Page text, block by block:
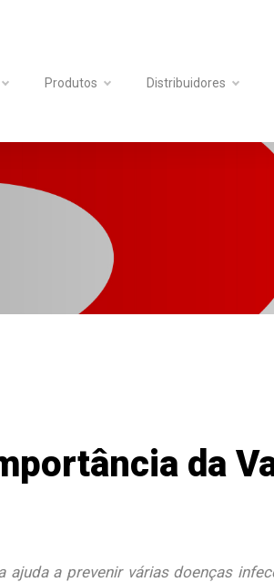
Produtos Distribuidores
da
a prevenir várias doenças